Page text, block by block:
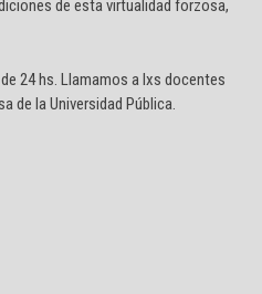
de esta virtualidad forzosa,
24 hs. Llamamos a lxs docentes
de la Universidad Pública.